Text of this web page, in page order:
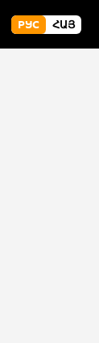
РУС ՀԱՅ